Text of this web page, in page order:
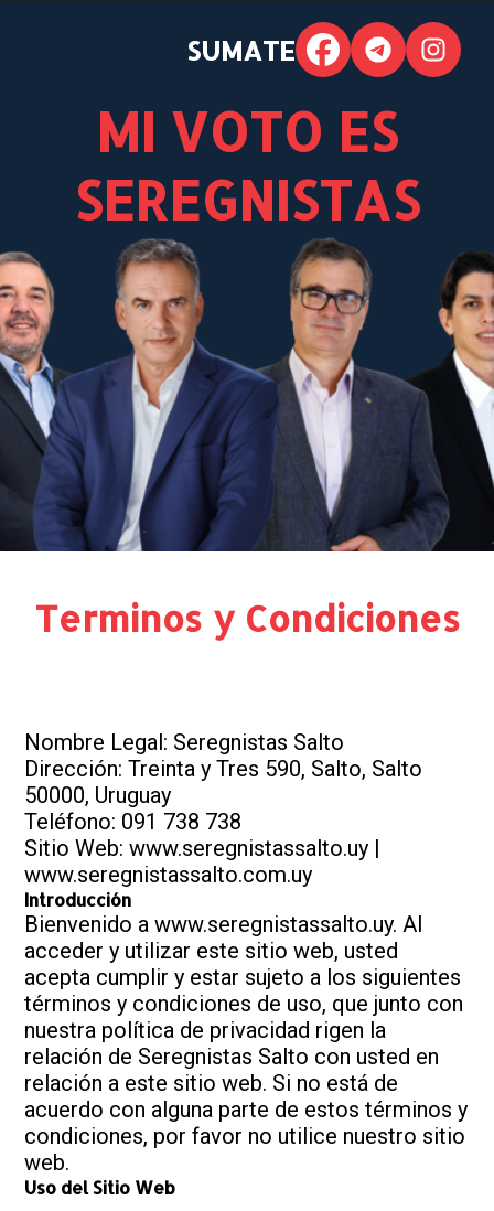
MI VOTO ES
SEREGNISTAS
SUMATE
Terminos y Condiciones
Nombre Legal: Seregnistas Salto
Dirección: Treinta y Tres 590, Salto, Salto
50000, Uruguay
Teléfono: 091 738 738
Sitio Web: www.seregnistassalto.uy |
www.seregnistassalto.com.uy
Introducción
Bienvenido a www.seregnistassalto.uy. Al
acceder y utilizar este sitio web, usted
acepta cumplir y estar sujeto a los siguientes
términos y condiciones de uso, que junto con
nuestra política de privacidad rigen la
relación de Seregnistas Salto con usted en
relación a este sitio web. Si no está de
acuerdo con alguna parte de estos términos y
condiciones, por favor no utilice nuestro sitio
web.
Uso del Sitio Web